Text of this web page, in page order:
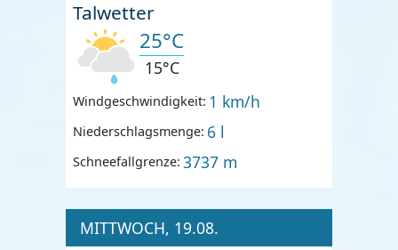
Talwetter
25°C
15°C
Windgeschwindigkeit: 1 km/h
Niederschlagsmenge: 6 l
Schneefallgrenze: 3737 m
MITTWOCH, 19.08.